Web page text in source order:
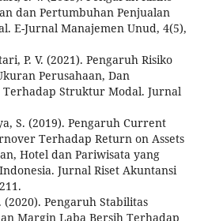
dan Pertumbuhan Penjualan
E-Jurnal Manajemen Unud, 4(5),
P. V. (2021). Pengaruh Risiko
Perusahaan, Dan
Struktur Modal. Jurnal
S. (2019). Pengaruh Current
Terhadap Return on Assets
Hotel dan Pariwisata yang
Jurnal Riset Akuntansi
Pengaruh Stabilitas
Margin Laba Bersih Terhadap